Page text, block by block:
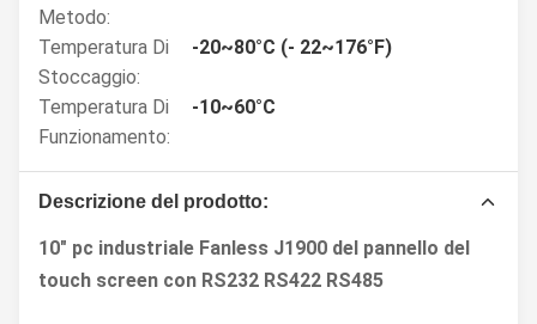
Metodo:
Temperatura Di
Stoccaggio:
-20~80°C (- 22~176°F)
Temperatura Di
Funzionamento:
-10~60°C
Descrizione del prodotto:
10" pc industriale Fanless J1900 del pannello del
touch screen con RS232 RS422 RS485